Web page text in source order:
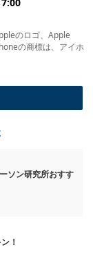
のロゴ、Apple
の商標は、アイホ
ソン研究所おすす
！